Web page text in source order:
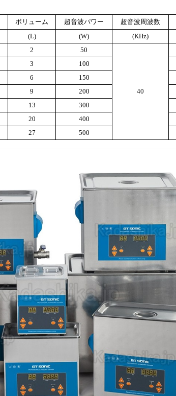
ボリューム 超音波パワー 超音波周波数
(L) (W) (KHz)
2 50
40
3 100
6 150
9 200
13 300
20 400
27 500